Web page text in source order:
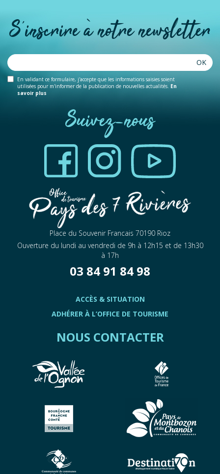
S'inscrire à notre newsletter
En validant ce formulaire, j'accepte que les informations saisies soient
utilisées pour m'informer de la publication de nouvelles actualités. En
savoir plus
OK
Suivez-nous
Place du Souvenir Francais 70190 Rioz
Ouverture du lundi au vendredi de 9h à 12h15 et de 13h30
à 17h
03 84 91 84 98
ACCÈS & SITUATION
ADHÉRER À L’OFFICE DE TOURISME
NOUS CONTACTER